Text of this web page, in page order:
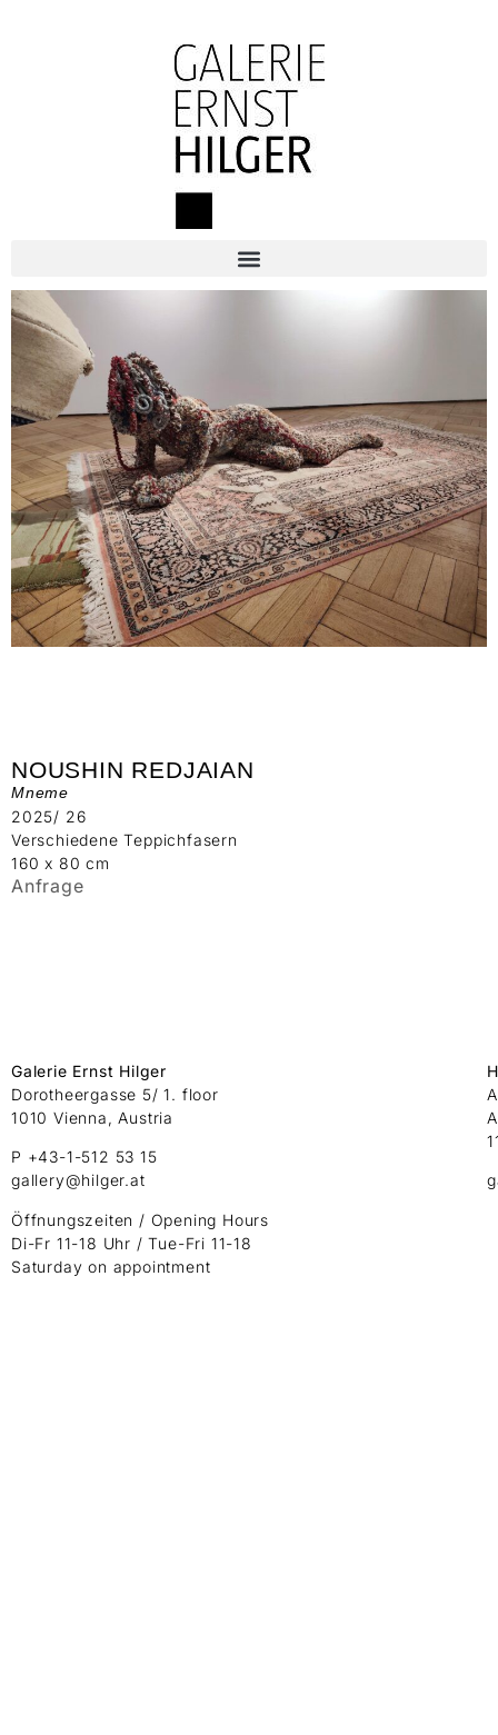
NOUSHIN REDJAIAN
Mneme
2025/ 26
Verschiedene Teppichfasern
160 x 80 cm
Anfrage
Galerie Ernst Hilger
Dorotheergasse 5/ 1. floor
1010 Vienna, Austria
P +43-1-512 53 15
gallery@hilger.at
Öffnungszeiten / Opening Hours
Di-Fr 11-18 Uhr / Tue-Fri 11-18
Saturday on appointment